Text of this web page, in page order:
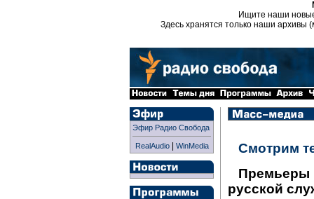
Ищите наши
Здесь хранятся только наши архивы
Эфир Радио Свобода
RealAudio| WinMedia
Смотрим
Премьеры
русской